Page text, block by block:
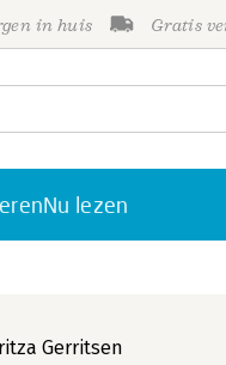
in huis Gratis
Nu lezen
Gerritsen